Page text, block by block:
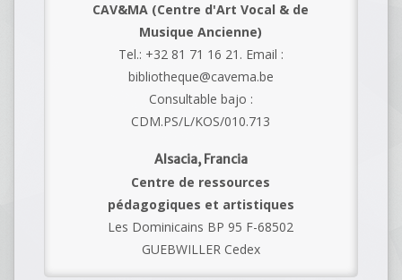
CAV&MA (Centre d'Art Vocal & de
Musique Ancienne)
Tel.: +32 81 71 16 21. Email :
bibliotheque@cavema.be
Consultable bajo :
CDM.PS/L/KOS/010.713
Alsacia, Francia
Centre de ressources
pédagogiques et artistiques
Les Dominicains BP 95 F-68502
GUEBWILLER Cedex